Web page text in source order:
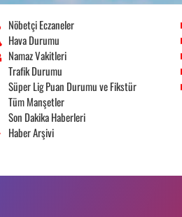
Nöbetçi Eczaneler
Hava Durumu
Namaz Vakitleri
Trafik Durumu
Süper Lig Puan Durumu ve Fikstür
Tüm Manşetler
Son Dakika Haberleri
Haber Arşivi